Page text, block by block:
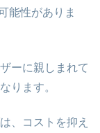
能性がありま
ーに親しまれて
ります。
は、コストを抑え